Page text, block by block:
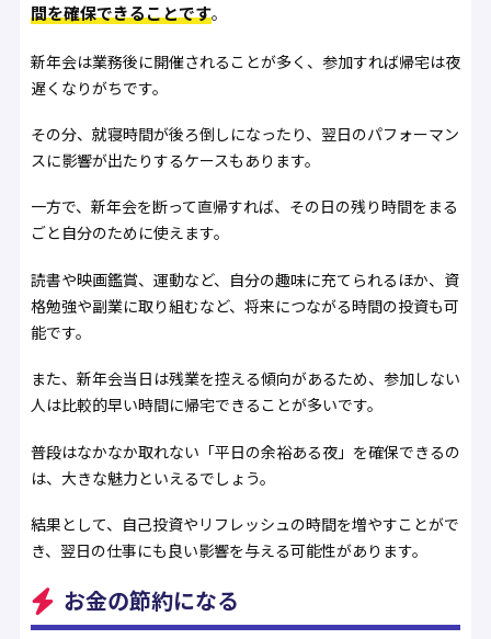
間を確保できることです。
新年会は業務後に開催されることが多く、参加すれば帰宅は夜
遅くなりがちです。
その分、就寝時間が後ろ倒しになったり、翌日のパフォーマン
スに影響が出たりするケースもあります。
一方で、新年会を断って直帰すれば、その日の残り時間をまる
ごと自分のために使えます。
読書や映画鑑賞、運動など、自分の趣味に充てられるほか、資
格勉強や副業に取り組むなど、将来につながる時間の投資も可
能です。
また、新年会当日は残業を控える傾向があるため、参加しない
人は比較的早い時間に帰宅できることが多いです。
普段はなかなか取れない「平日の余裕ある夜」を確保できるの
は、大きな魅力といえるでしょう。
結果として、自己投資やリフレッシュの時間を増やすことがで
き、翌日の仕事にも良い影響を与える可能性があります。
お金の節約になる